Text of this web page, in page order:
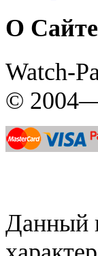
О Сайте
Watch-
©
Данный